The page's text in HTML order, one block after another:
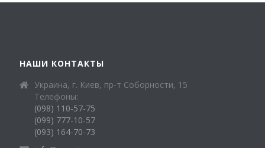
НАШИ КОНТАКТЫ
Украина, г. Киев, пр-т Соборности, 15
Телефоны:
(098) 110-57-75
(099) 777-10-57
(093) 164-70-73